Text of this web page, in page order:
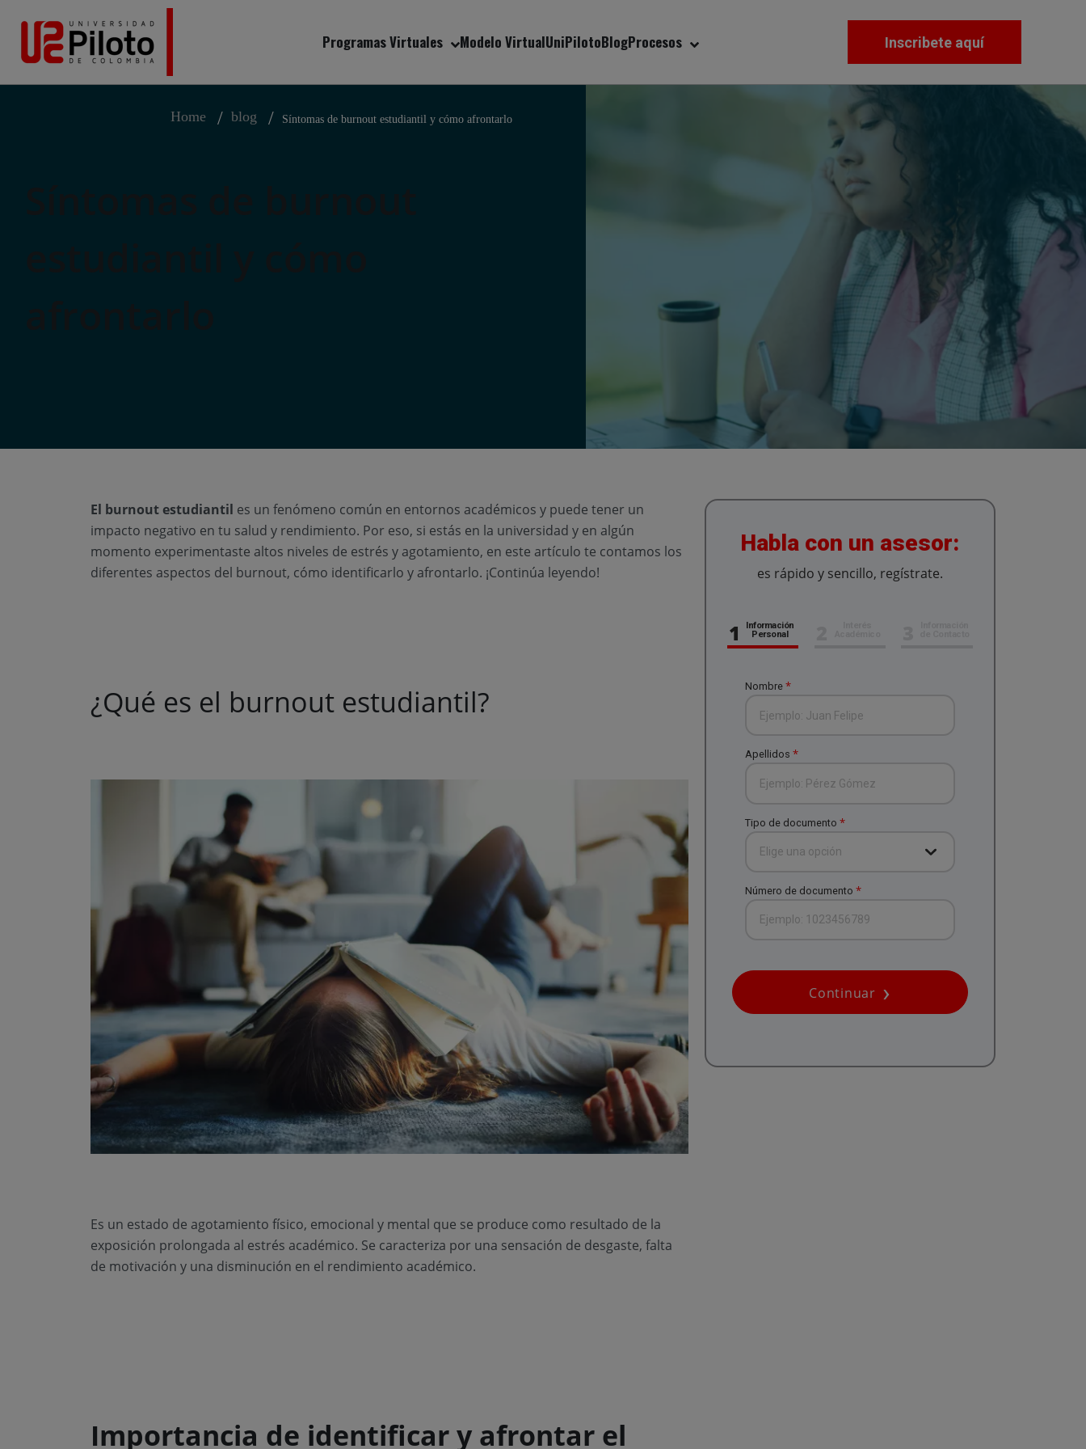
Programas Virtuales Modelo VirtualUniPilotoBlogProcesos Inscribete aquí
Home blog Síntomas de burnout estudiantil y cómo afrontarlo
El burnout estudiantil es un fenómeno común en entornos académicos y puede tener un
impacto negativo en tu salud y rendimiento. Por eso, si estás en la universidad y en algún
momento experimentaste altos niveles de estrés y agotamiento, en este artículo te contamos los
diferentes aspectos del burnout, cómo identificarlo y afrontarlo. ¡Continúa leyendo!
¿Qué es el burnout estudiantil?
Es un estado de agotamiento físico, emocional y mental que se produce como resultado de la
exposición prolongada al estrés académico. Se caracteriza por una sensación de desgaste, falta
de motivación y una disminución en el rendimiento académico.
Importancia de identificar y afrontar el
Habla con un asesor:
es rápido y sencillo, regístrate.
1
Información
Personal
Nombre *
Apellidos *
Tipo de documento *
Elige una opción
Número de documento *
Continuar